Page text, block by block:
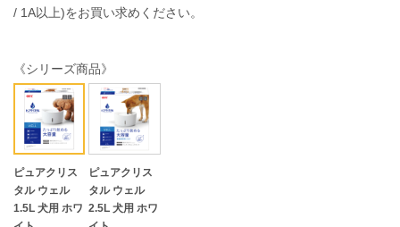
/ 1A以上)をお買い求めください。
《シリーズ商品》
ピュアクリス
タル ウェル
1.5L 犬用 ホワ
ピュアクリス
タル ウェル
2.5L 犬用 ホワ